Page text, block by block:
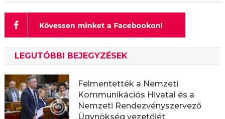
LEGUTÓBBI BEJEGYZÉSEK
Felmentették a Nemzeti
Kommunikációs Hivatal és a
Nemzeti Rendezvényszervező
Ügynökség vezetőjét